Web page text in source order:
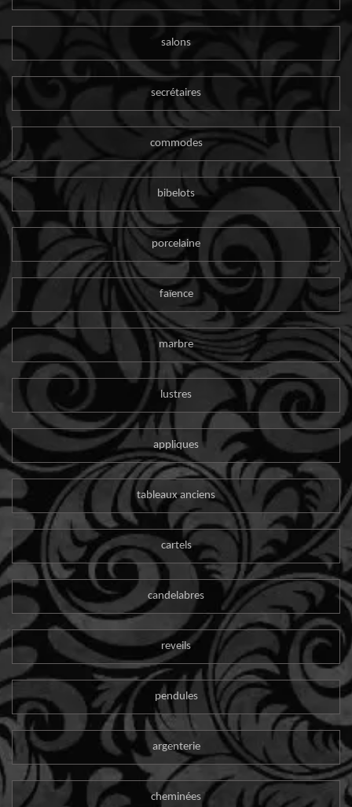
salons
secrétaires
commodes
bibelots
porcelaine
faïence
marbre
lustres
appliques
tableaux anciens
cartels
candelabres
reveils
pendules
argenterie
cheminées